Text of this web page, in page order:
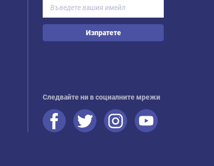
Изпратете
Следвайте ни в социалните мрежи